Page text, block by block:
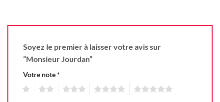
Soyez le premier à laisser votre avis sur
“Monsieur Jourdan”
Votre note*